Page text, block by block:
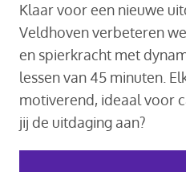
Klaar voor een nieuwe
Veldhoven verbeteren
en spierkracht met
lessen van 45 minuten.
motiverend, ideaal voor
jij de uitdaging aan?